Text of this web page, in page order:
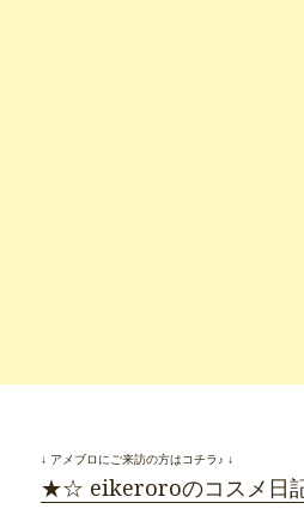
↓ アメブロにご来訪の方はコチラ♪ ↓
★☆ eikeroroのコスメ日